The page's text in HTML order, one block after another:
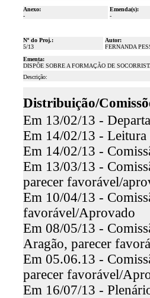
Anexo:
-
Emenda(s):
-
Nº do Proj.:
5/13
Autor:
FERNANDA
Ementa:
DISPÕE SOBRE A FORMAÇÃO DE
Descrição:
Distribuição/
Em 13/02/13 -
Em 14/02/13 - Leitura
Em 14/02/13 -
Em 13/03/13 -
parecer favorável/
Em 10/04/13 -
favorável/Aprovado
Em 08/05/13 -
Aragão, parecer
Em 05.06.13 -
parecer favorável/
Em 16/07/13 -